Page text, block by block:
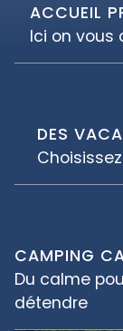
ACCUEIL
Ici on vous
DES
CAMPING
Du calme
détendre